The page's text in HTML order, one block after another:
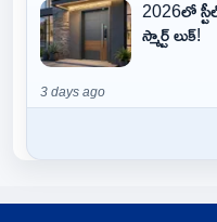
2026లో
స్మార్ట్ లుక్!
3 days ago